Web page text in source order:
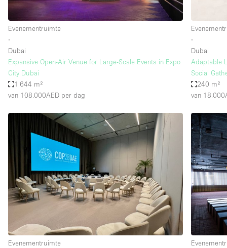
Evenementruimte
∙
Dubai
Expansive Open-Air Venue for Large-Scale Events in Expo
City Dubai
1.644 m²
van 108.000AED per dag
∙
Dubai
Adaptable
Social
240 m²
van
Evenementruimte